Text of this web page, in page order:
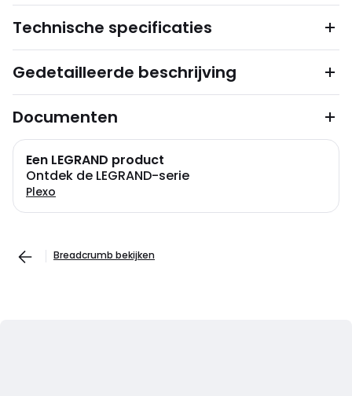
Technische specificaties
Gedetailleerde beschrijving
Documenten
Een LEGRAND product
Ontdek de LEGRAND-serie
Plexo
Breadcrumb bekijken